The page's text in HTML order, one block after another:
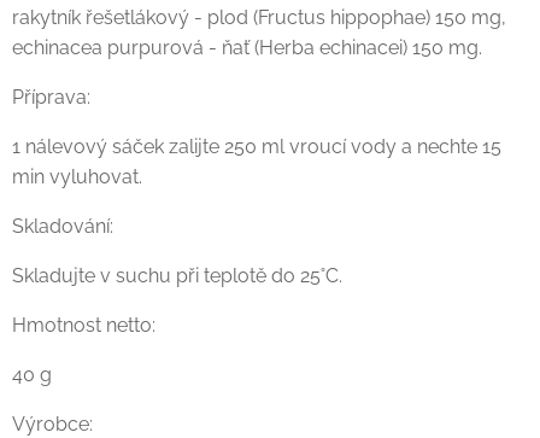
rakytník řešetlákový - plod (Fructus hippophae) 150 mg,
echinacea purpurová - ňať (Herba echinacei) 150 mg.
Příprava:
1 nálevový sáček zalijte 250 ml vroucí vody a nechte 15
min vyluhovat.
Skladování:
Skladujte v suchu při teplotě do 25˚C.
Hmotnost netto:
40 g
Výrobce: